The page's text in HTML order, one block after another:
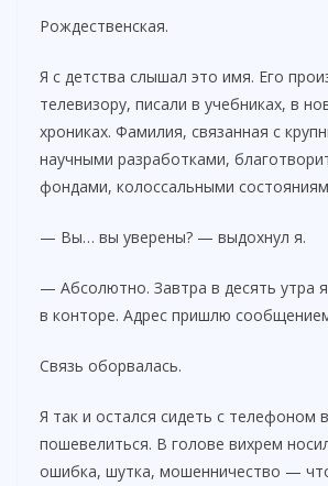
Рождественская.
Я с детства слышал это имя. Его
телевизору, писали в учебниках, в
хрониках. Фамилия, связанная с
научными разработками,
фондами, колоссальными
— Вы… вы уверены? — выдохнул я.
— Абсолютно. Завтра в десять утра
в конторе. Адрес пришлю
Связь оборвалась.
Я так и остался сидеть с телефоном
пошевелиться. В голове вихрем
ошибка, шутка, мошенничество —